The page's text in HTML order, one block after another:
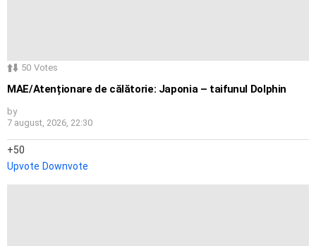
50 Votes
MAE/Atenționare de călătorie: Japonia – taifunul Dolphin
by
7 august, 2026, 22:30
50
Upvote Downvote